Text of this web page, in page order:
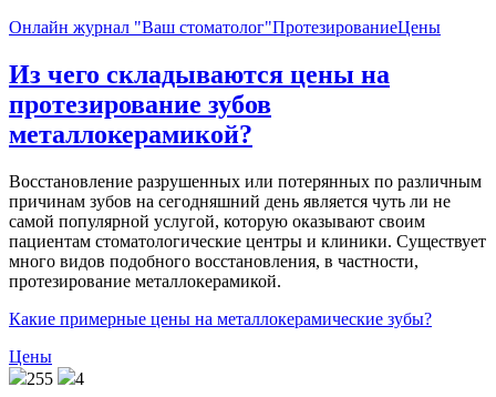
Онлайн журнал "Ваш стоматолог"ПротезированиеЦены
Из чего складываются цены на
протезирование зубов
металлокерамикой?
Восстановление разрушенных или потерянных по различным
причинам зубов на сегодняшний день является чуть ли не
самой популярной услугой, которую оказывают своим
пациентам стоматологические центры и клиники. Существует
много видов подобного восстановления, в частности,
протезирование металлокерамикой.
Какие примерные цены на металлокерамические зубы?
Цены
255
4